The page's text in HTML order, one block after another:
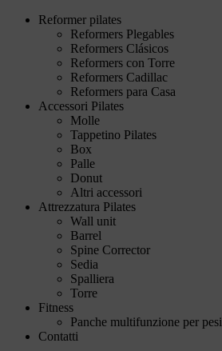
Reformer pilates
Reformers Plegables
Reformers Clásicos
Reformers con Torre
Reformers Cadillac
Reformers para Casa
Accessori Pilates
Molle
Tappetino Pilates
Box
Palle
Donut
Altri accessori
Attrezzatura Pilates
Wall unit
Barrel
Spine Corrector
Sedia
Spalliera
Torre
Fitness
Panche multifunzione per pesi
Contatti